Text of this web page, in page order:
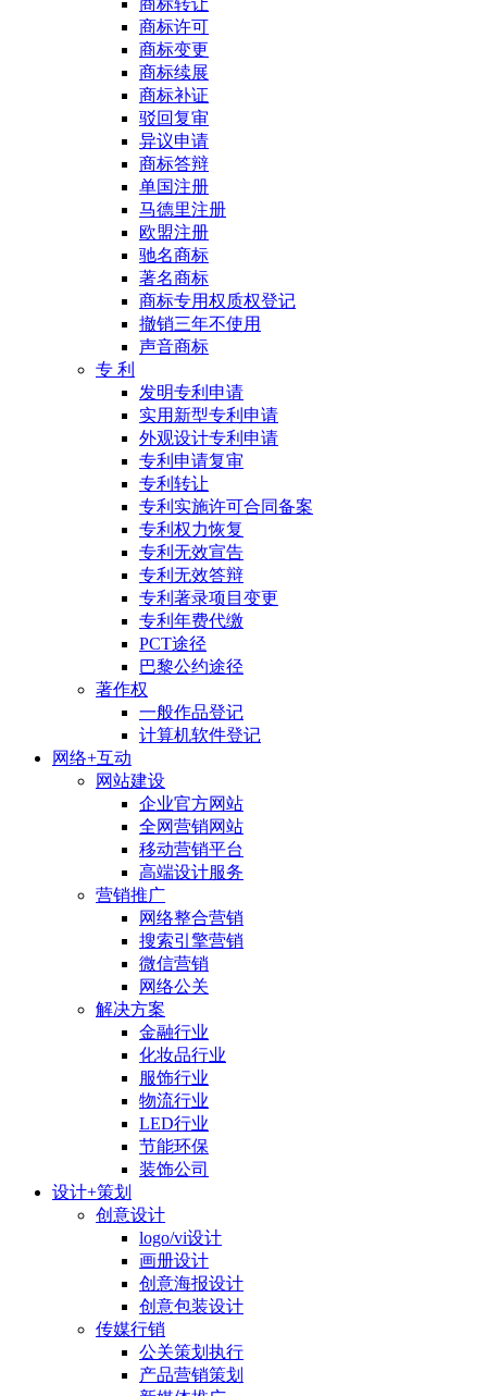
商标转让
商标许可
商标变更
商标续展
商标补证
驳回复审
异议申请
商标答辩
单国注册
马德里注册
欧盟注册
驰名商标
著名商标
商标专用权质权登记
撤销三年不使用
声音商标
专 利
发明专利申请
实用新型专利申请
外观设计专利申请
专利申请复审
专利转让
专利实施许可合同备案
专利权力恢复
专利无效宣告
专利无效答辩
专利著录项目变更
专利年费代缴
PCT途径
巴黎公约途径
著作权
一般作品登记
计算机软件登记
网络+互动
网站建设
企业官方网站
全网营销网站
移动营销平台
高端设计服务
营销推广
网络整合营销
搜索引擎营销
微信营销
网络公关
解决方案
金融行业
化妆品行业
服饰行业
物流行业
LED行业
节能环保
装饰公司
设计+策划
创意设计
logo/vi设计
画册设计
创意海报设计
创意包装设计
传媒行销
公关策划执行
产品营销策划